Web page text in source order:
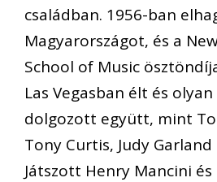
családban. 1956-ban
Magyarországot, és a
School of Music
Las Vegasban élt és
dolgozott együtt, mint
Tony Curtis, Judy
Játszott Henry Mancini és